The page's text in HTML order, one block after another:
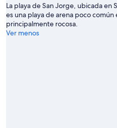
La playa de San Jorge, ubicada en
es una playa de arena poco común
principalmente rocosa.
Ver menos